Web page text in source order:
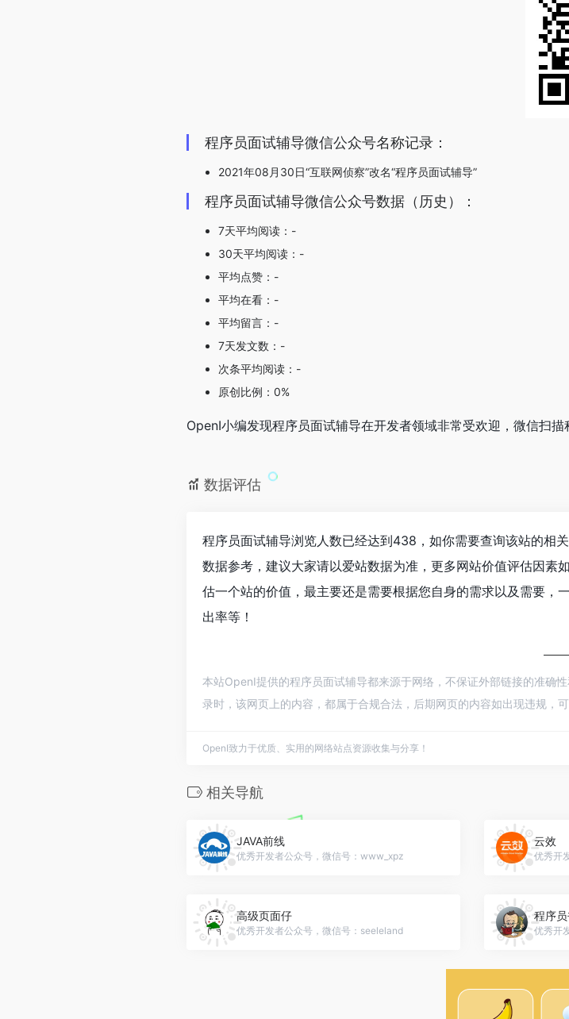
程序员面试辅导微信公众号名称记录：
2021年08月30日“互联网侦察”改名“程序员面试辅导”
程序员面试辅导微信公众号数据（历史）：
7天平均阅读：-
30天平均阅读：-
平均点赞：-
平均在看：-
平均留言：-
7天发文数：-
次条平均阅读：-
原创比例：0%
OpenI小编发现程序员面试辅导在开发者领域非常受欢迎，微信扫
数据评估
程序员面试辅导浏览人数已经达到438，如你需要查询该站的相
数据参考，建议大家请以爱站数据为准，更多网站价值评估因
估一个站的价值，最主要还是需要根据您自身的需求以及需要，
出率等！
本站OpenI提供的程序员面试辅导都来源于网络，不保证外部链接的准确
录时，该网页上的内容，都属于合规合法，后期网页的内容如出现违规，
OpenI致力于优质、实用的网络站点资源收集与分享！
相关导航
JAVA前线
优秀开发者公众号，微信号：www_xpz
云效
优秀开
高级页面仔
优秀开发者公众号，微信号：seeleland
程序
优秀开